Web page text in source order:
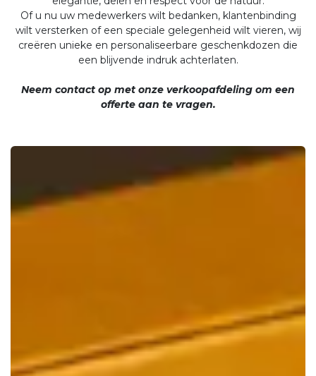
Of u nu uw medewerkers wilt bedanken, klantenbinding
wilt versterken of een speciale gelegenheid wilt vieren, wij
creëren unieke en personaliseerbare geschenkdozen die
een blijvende indruk achterlaten.
Neem contact op met onze verkoopafdeling om een
offerte aan te vragen.